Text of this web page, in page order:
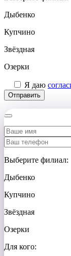
Дыбенко
Купчино
Звёздная
Озерки
Я даю
Выберите филиал:
Дыбенко
Купчино
Звёздная
Озерки
Для кого: